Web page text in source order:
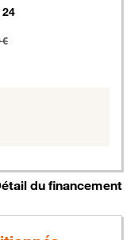
€
du financement